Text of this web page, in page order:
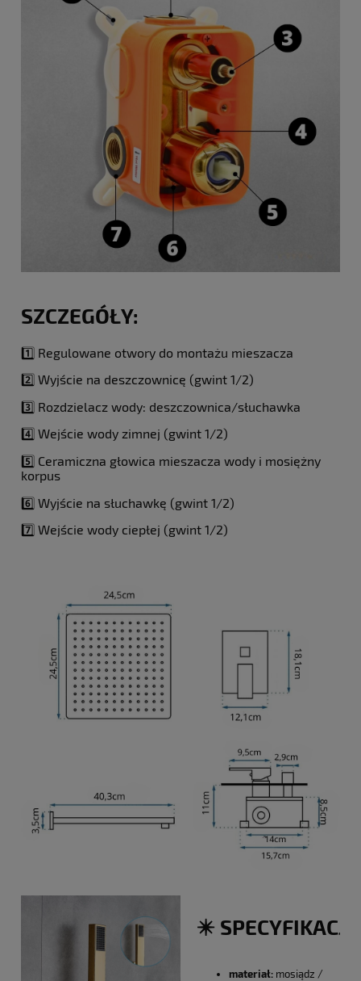
SZCZEGÓŁY:
1️⃣ Regulowane otwory do montażu mieszacza
2️⃣ Wyjście na deszczownicę (gwint 1/2)
3️⃣ Rozdzielacz wody: deszczownica/słuchawka
4️⃣ Wejście wody zimnej (gwint 1/2)
5️⃣ Ceramiczna głowica mieszacza wody i mosiężny
korpus
6️⃣ Wyjście na słuchawkę (gwint 1/2)
7️⃣ Wejście wody ciepłej (gwint 1/2)
✴️ SPECYFIKACJA
materiał: mosiądz /